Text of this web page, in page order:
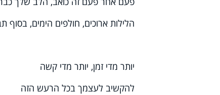
הלילות ארוכים, חולפים הימים,
יותר מדי זמן, יותר מדי קשה
להקשיב לעצמך בכל הרעש הזה